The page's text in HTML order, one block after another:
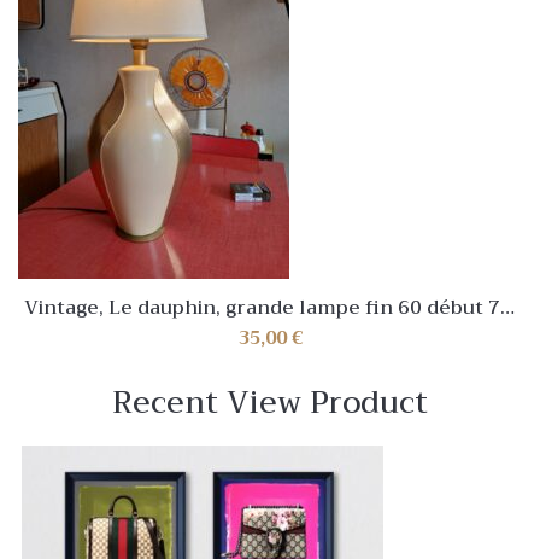
Vintage, Le dauphin, grande lampe fin 60 début 70,
vraiment belle, top
35,00€
Recent View Product